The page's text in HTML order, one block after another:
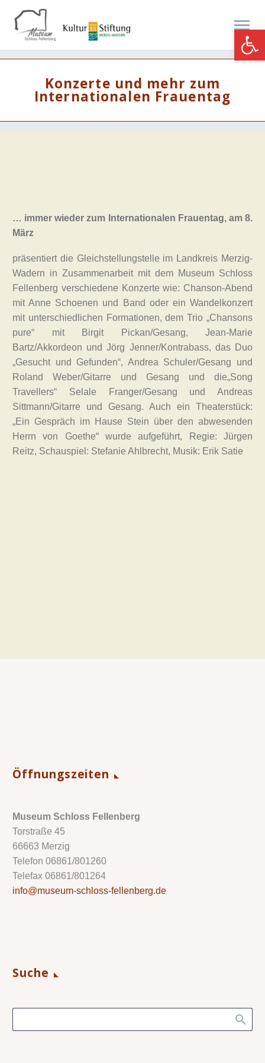
Konzerte und mehr zum
Internationalen Frauentag
… immer wieder zum Internationalen Frauentag, am 8.
März
präsentiert die Gleichstellungstelle im Landkreis Merzig-
Wadern in Zusammenarbeit mit dem Museum Schloss
Fellenberg verschiedene Konzerte wie: Chanson-Abend
mit Anne Schoenen und Band oder ein Wandelkonzert
mit unterschiedlichen Formationen, dem Trio „Chansons
pure“ mit Birgit Pickan/Gesang, Jean-Marie
Bartz/Akkordeon und Jörg Jenner/Kontrabass, das Duo
„Gesucht und Gefunden“, Andrea Schuler/Gesang und
Roland Weber/Gitarre und Gesang und die„Song
Travellers“ Selale Franger/Gesang und Andreas
Sittmann/Gitarre und Gesang. Auch ein Theaterstück:
„Ein Gespräch im Hause Stein über den abwesenden
Herrn von Goethe“ wurde aufgeführt, Regie: Jürgen
Reitz, Schauspiel: Stefanie Ahlbrecht, Musik: Erik Satie
Öffnungszeiten
Museum Schloss Fellenberg
Torstraße 45
66663 Merzig
Telefon 06861/801260
Telefax 06861/801264
info@museum-schloss-fellenberg.de
Suche